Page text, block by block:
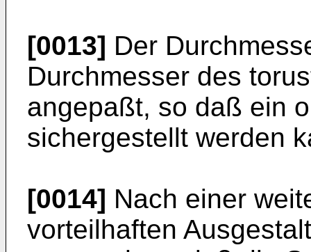
[0013] Der
Durchmesser des
angepaßt, so daß ein
sichergestellt werden
[0014] Nach einer
vorteilhaften